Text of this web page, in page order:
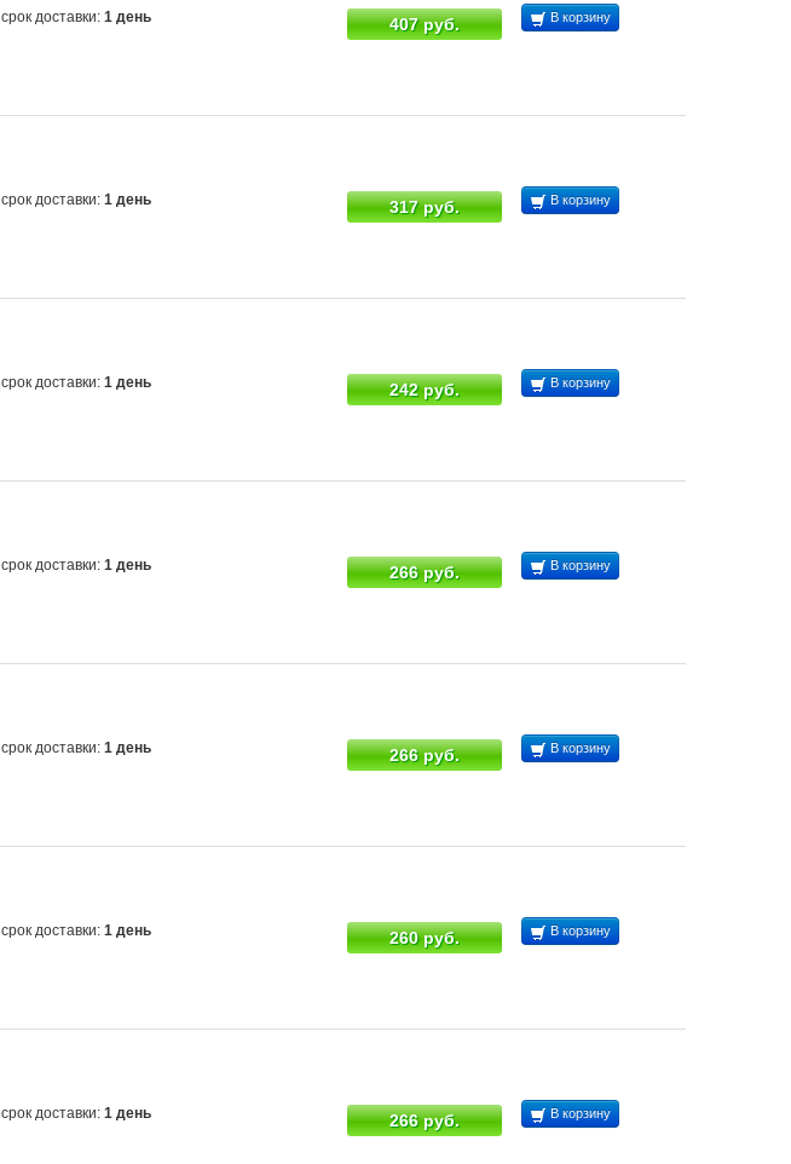
срок доставки: 1 день 407 руб. В корзину
срок доставки: 1 день 317 руб. В корзину
срок доставки: 1 день 242 руб. В корзину
срок доставки: 1 день 266 руб. В корзину
срок доставки: 1 день 266 руб. В корзину
срок доставки: 1 день 260 руб. В корзину
срок доставки: 1 день 266 руб. В корзину